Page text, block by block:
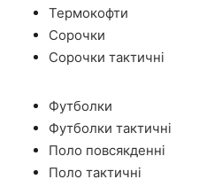
Термокофти
Сорочки
Сорочки тактичні
Футболки
Футболки тактичні
Поло повсякденні
Поло тактичні